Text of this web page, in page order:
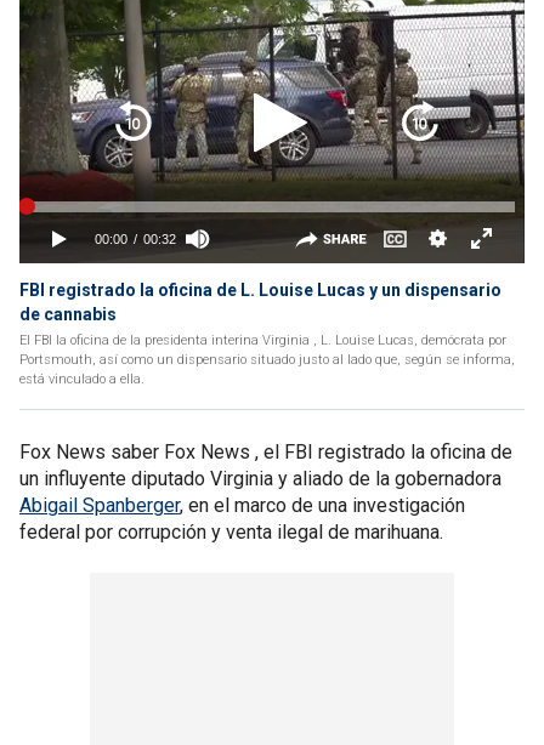
FBI registrado la oficina de L. Louise Lucas y un dispensario
de cannabis
El FBI la oficina de la presidenta interina Virginia , L. Louise Lucas, demócrata por
Portsmouth, así como un dispensario situado justo al lado que, según se informa,
está vinculado a ella.
Fox News saber Fox News , el FBI registrado la oficina de
un influyente diputado Virginia y aliado de la gobernadora
Abigail Spanberger, en el marco de una investigación
federal por corrupción y venta ilegal de marihuana.